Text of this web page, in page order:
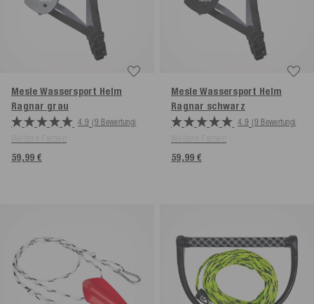
Mesle Wassersport Helm
Ragnar grau
4.9 (9 Bewertung)
59,99 €
Mesle Wassersport Helm
Ragnar schwarz
4.9 (9 Bewertung)
59,99 €